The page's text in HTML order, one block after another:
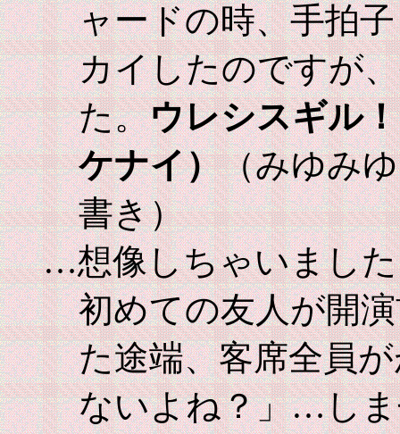
ャードの時、手拍
カイしたのですが
た。ウレシスギル
ケナイ）（みゆみ
書き）
…想像しちゃいまし
初めての友人が開
た途端、客席全員
ないよね？」…し